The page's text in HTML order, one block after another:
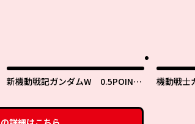
新機動戦記ガンダムW 0.5POINT
機動戦士